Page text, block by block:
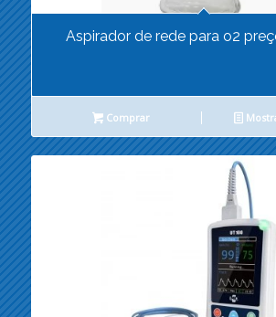
Aspirador de rede para o2
Comprar